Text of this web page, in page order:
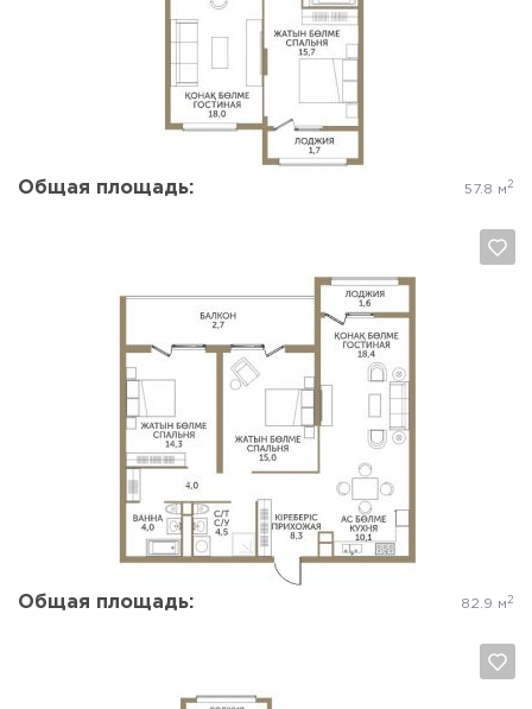
Общая площадь: 57.8 м 2
Да, удалить Отмена
Общая площадь: 82.9 м 2